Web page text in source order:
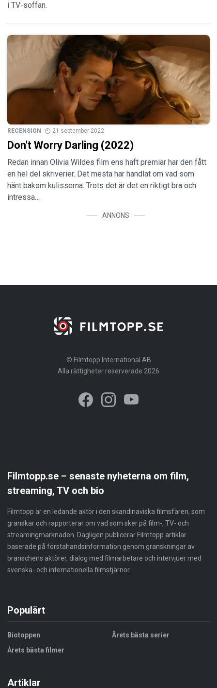
i TV-soffan.
RECENSION 21 september 2022
Don't Worry Darling (2022)
Redan innan Olivia Wildes film ens haft premiär har den fått
en hel del skriverier. Det mesta har handlat om vad som
hänt bakom kulisserna. Trots det är det en riktigt bra och
intressa…
ANNONS
© Filmtopp International AB
Alla rättigheter reserverade 2026
Filmtopp.se – senaste nyheterna om film,
streaming, TV och bio
Filmtopp är en ledande aktör i den skandinaviska filmsfären, som
granskar och rapporterar om vad som sker på film-, TV- och
streamingmarknaden. Dagligen publicerar Filmtopp artiklar
baserade på förstahandsinformation genom granskningar av
branschens aktörer, dialog med filmarbetare och intervjuer med
svenska- och internationella filmstjärnor.
Populärt
Biotoppen
Årets bästa filmer
Årets bästa serier
Artiklar